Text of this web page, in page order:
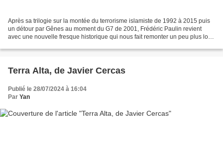
Après sa trilogie sur la montée du terrorisme islamiste de 1992 à 2015 puis
un détour par Gênes au moment du G7 de 2001, Frédéric Paulin revient
avec une nouvelle fresque historique qui nous fait remonter un peu plus loin
Terra Alta, de Javier Cercas
Publié le 28/07/2024 à 16:04
Par Yan